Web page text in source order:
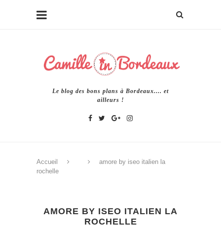
Le blog des bons plans à Bordeaux.... et
ailleurs !
Accueil
amore by iseo italien la
rochelle
AMORE BY ISEO ITALIEN LA
ROCHELLE